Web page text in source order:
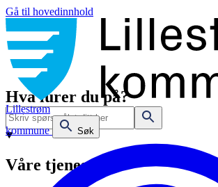
Gå til hovedinnhold
Lillestrøm
kommune
Søk
Hva lurer du på?
Våre tjenester